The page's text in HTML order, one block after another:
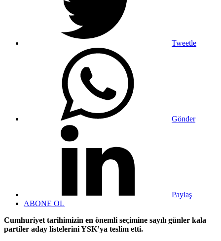
Tweetle
Gönder
Paylaş
ABONE OL
Cumhuriyet tarihimizin en önemli seçimine sayılı günler kala
partiler aday listelerini YSK’ya teslim etti.